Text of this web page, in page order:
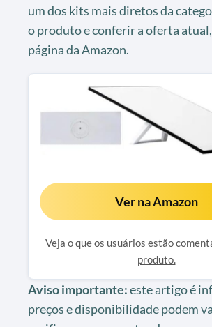
um dos kits mais diretos da
o produto e conferir a oferta
página da Amazon.
Ver na Amazon
Veja o que os usuários estão
produto.
Aviso importante:este artigo é
preços e disponibilidade podem